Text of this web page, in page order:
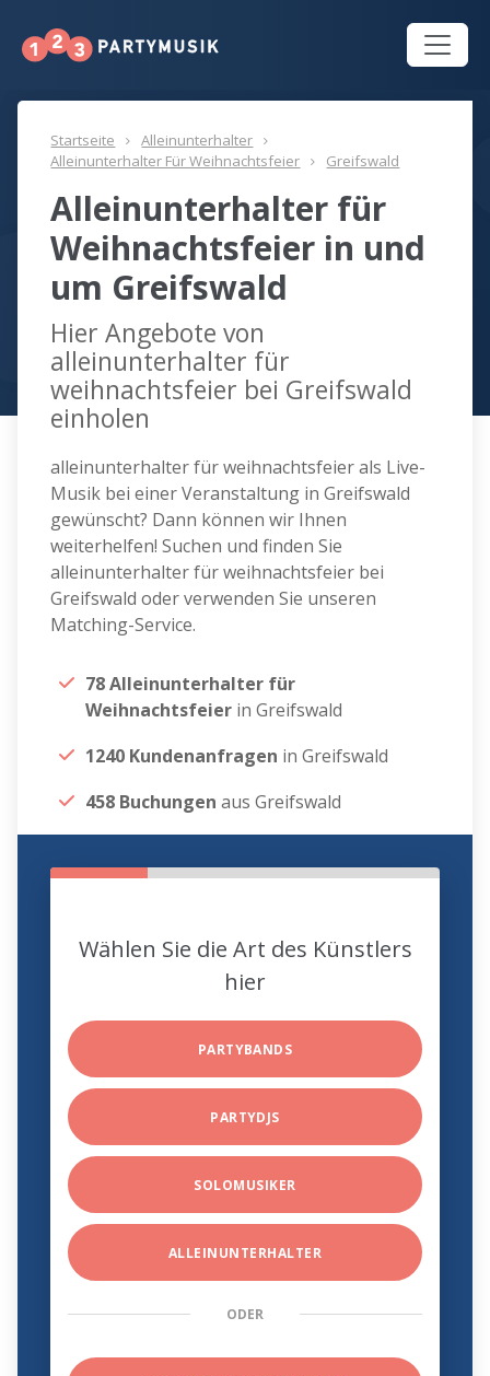
Startseite
Alleinunterhalter
Alleinunterhalter Für Weihnachtsfeier
Greifswald
Alleinunterhalter für
Weihnachtsfeier in und
um Greifswald
Hier Angebote von
alleinunterhalter für
weihnachtsfeier bei Greifswald
einholen
alleinunterhalter für weihnachtsfeier als Live-
Musik bei einer Veranstaltung in Greifswald
gewünscht? Dann können wir Ihnen
weiterhelfen! Suchen und finden Sie
alleinunterhalter für weihnachtsfeier bei
Greifswald oder verwenden Sie unseren
Matching-Service.
78 Alleinunterhalter für
Weihnachtsfeier in Greifswald
1240 Kundenanfragen in Greifswald
458 Buchungen aus Greifswald
Wählen Sie die Art des Künstlers
hier
PARTYBANDS
PARTYDJS
SOLOMUSIKER
ALLEINUNTERHALTER
ODER